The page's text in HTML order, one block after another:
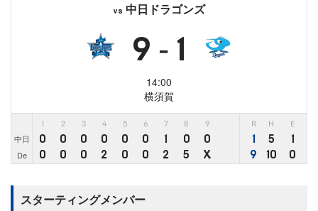
vs 中日ドラゴンズ
9 - 1
14:00
横須賀
2 3 4 5 6 7 8 9 R H E
中日 0 0 0 0 0 0 1 0 0 1 5 1
De 0 0 0 2 0 0 2 5 X 9 10 0
スターティングメンバー